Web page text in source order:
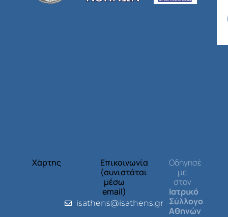
Χάρτης
Επικοινωνία
(συνιστάται
μέσω
email)
isathens@isathens.gr
Οδήγησέ
με
στον
Ιατρικό
Σύλλογο
Αθηνών